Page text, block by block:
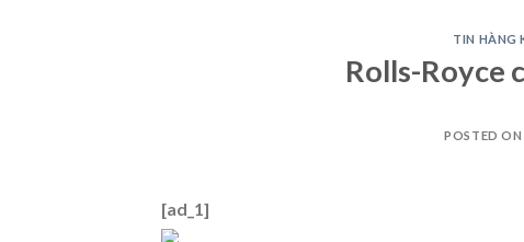
TIN HÀNG
Rolls-Royce
POSTED ON
[ad_1]